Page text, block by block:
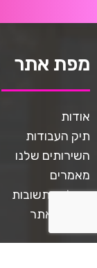
מפת אתר
אודות
תיק העבודות
השירותים שלנו
מאמרים
שאלות ותשובות
תקנון האתר
צרו קשר